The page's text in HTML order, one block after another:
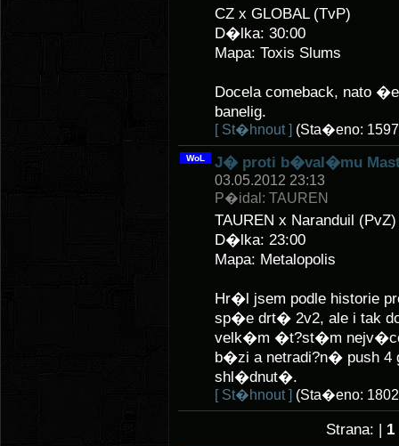
CZ x GLOBAL (TvP)
D�lka: 30:00
Mapa: Toxis Slums
Docela comeback, nato
banelig.
[ St�hnout ] (Sta�eno:
WoL J� proti b�val�mu
03.05.2012 23:13
P�idal: TAUREN
TAUREN x Naranduil (PvZ)
D�lka: 23:00
Mapa: Metalopolis
Hr�l jsem podle historie
sp�e drt� 2v2, ale i tak
velk�m �t?st�m nejv�ce
b�zi a netradi?n� push 4
shl�dnut�.
[ St�hnout ] (Sta�eno:
Strana: | 1